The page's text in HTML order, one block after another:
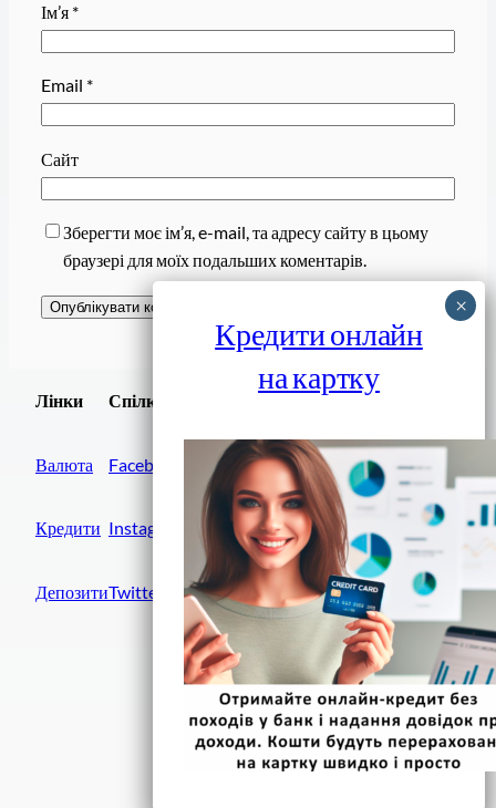
Ім’я *
Email *
Сайт
Зберегти моє ім’я, e-mail, та адресу сайту в цьому
браузері для моїх подальших коментарів.
Лінки
Валюта
Кредити
Депозити
Спілки
Facebook
Instagram
Twitter
Завантажити
Фінанси IN UA
вулиця Хрещатик, 14
Київ, 01001
Україна
Кредити онлайн
на картку